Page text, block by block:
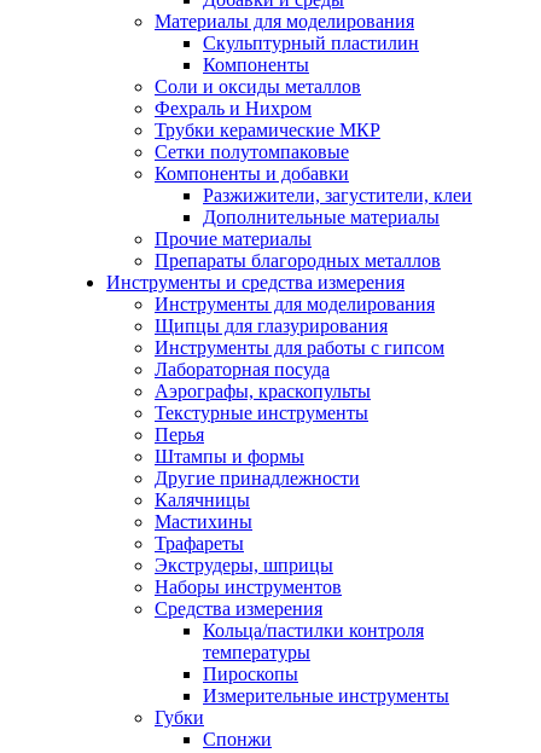
Материалы для моделирования
Скульптурный пластилин
Компоненты
Соли и оксиды металлов
Фехраль и Нихром
Трубки керамические МКР
Сетки полутомпаковые
Компоненты и добавки
Разжижители, загустители, клеи
Дополнительные материалы
Прочие материалы
Препараты благородных металлов
Инструменты и средства измерения
Инструменты для моделирования
Щипцы для глазурирования
Инструменты для работы с гипсом
Лабораторная посуда
Аэрографы, краскопульты
Текстурные инструменты
Перья
Штампы и формы
Другие принадлежности
Калячницы
Мастихины
Трафареты
Экструдеры, шприцы
Наборы инструментов
Средства измерения
Кольца/пастилки контроля
температуры
Пироскопы
Измерительные инструменты
Губки
Спонжи